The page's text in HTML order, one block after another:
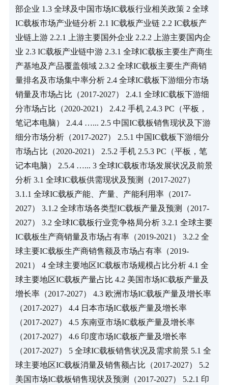
部企业 1.3 全球及中国市场IC载板行业相关政策 2 全球
IC载板市场产业链分析 2.1 IC载板产业链 2.2 IC载板产
业链上游 2.2.1 上游主要国外企业 2.2.2 上游主要国内企
业 2.3 IC载板产业链中游 2.3.1 全球IC载板主要生产商生
产基地及产品覆盖领域 2.3.2 全球IC载板主要生产商销
量排名及市场集中率分析 2.4 全球IC载板下游细分市场
销量及市场占比（2017-2027） 2.4.1 全球IC载板下游细
分市场占比（2020-2021） 2.4.2 手机 2.4.3 PC（平板，
笔记本电脑） 2.4.4 …... 2.5 中国IC载板销售现状及下游
细分市场分析（2017-2027） 2.5.1 中国IC载板下游细分
市场占比（2020-2021） 2.5.2 手机 2.5.3 PC（平板，笔
记本电脑） 2.5.4 …... 3 全球IC载板市场发展状况及前景
分析 3.1 全球IC载板供需现状及预测（2017-2027）
3.1.1 全球IC载板产能、产量、产能利用率（2017-
2027） 3.1.2 全球市场各类型IC载板产量及预测（2017-
2027） 3.2 全球IC载板行业竞争格局分析 3.2.1 全球主要
IC载板生产商销量及市场占有率（2019-2021） 3.2.2 全
球主要IC载板生产商销售额及市场占有率（2019-
2021） 4 全球主要地区IC载板市场规模占比分析 4.1 全
球主要地区IC载板产量占比 4.2 美国市场IC载板产量及
增长率（2017-2027） 4.3 欧洲市场IC载板产量及增长率
（2017-2027） 4.4 日本市场IC载板产量及增长率
（2017-2027） 4.5 东南亚市场IC载板产量及增长率
（2017-2027） 4.6 印度市场IC载板产量及增长率
（2017-2027） 5 全球IC载板销售状况及需求前景 5.1 全
球主要地区IC载板消量及销售额占比（2017-2027） 5.2
美国市场IC载板销售现状及预测（2017-2027） 5.2.1 印